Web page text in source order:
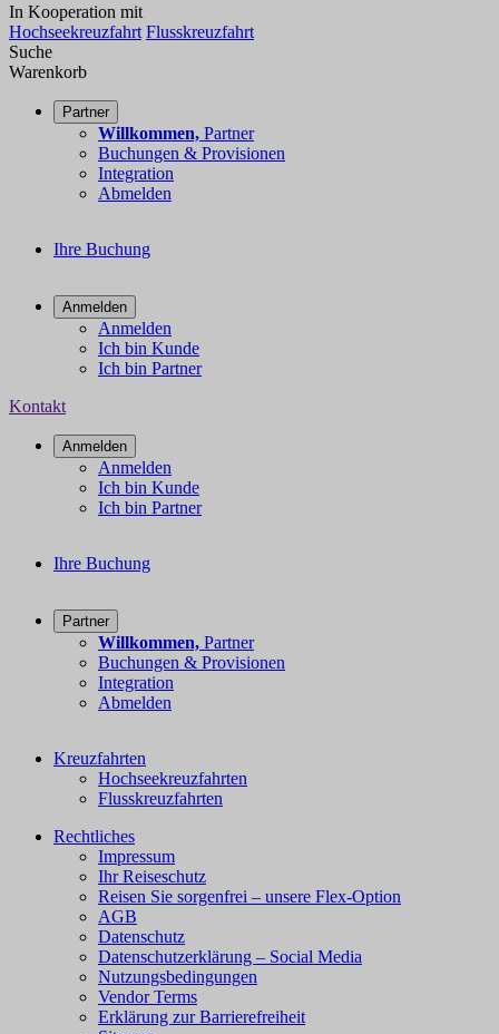
In Kooperation mit
Hochseekreuzfahrt Flusskreuzfahrt
Suche
Warenkorb
Partner
Willkommen, Partner
Buchungen & Provisionen
Integration
Abmelden
Ihre Buchung
Anmelden
Anmelden
Ich bin Kunde
Ich bin Partner
Kontakt
Anmelden
Anmelden
Ich bin Kunde
Ich bin Partner
Ihre Buchung
Partner
Willkommen, Partner
Buchungen & Provisionen
Integration
Abmelden
Kreuzfahrten
Hochseekreuzfahrten
Flusskreuzfahrten
Rechtliches
Impressum
Ihr Reiseschutz
Reisen Sie sorgenfrei – unsere Flex-Option
AGB
Datenschutz
Datenschutzerklärung – Social Media
Nutzungsbedingungen
Vendor Terms
Erklärung zur Barrierefreiheit